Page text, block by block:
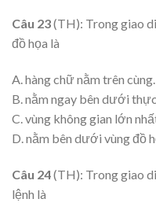
Câu 23(TH): Trong giao
đồ họa là
A. hàng chữ nằm trên cùng.
B. nằm ngay bên dưới
C. vùng không gian lớn
D. nằm bên dưới vùng đồ
Câu 24(TH): Trong giao
lệnh là